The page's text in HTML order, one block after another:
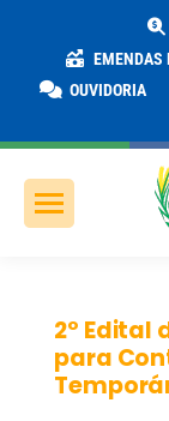
EMENDAS
OUVIDORIA
2º Edital
para